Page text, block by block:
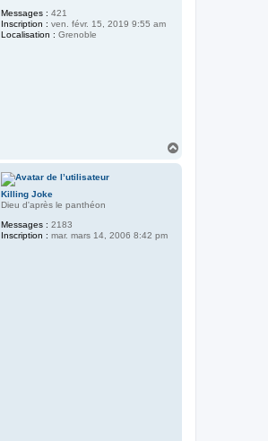
n
Messages : 421
Inscription : ven. févr. 15, 2019 9:55 am
Localisation : Grenoble
Killing Joke
Dieu d'après le panthéon
Messages : 2183
Inscription : mar. mars 14, 2006 8:42 pm